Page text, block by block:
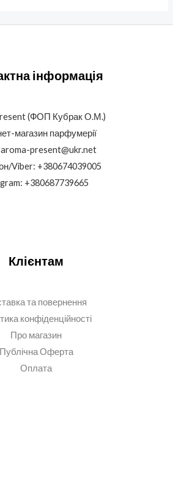
інформація
(ФОП Кубрак О.М.)
магазин парфумерії
aroma-present@ukr.net
Viber: +380674039005
+380687739665
Клієнтам
та повернення
конфіденційності
Про магазин
Публічна Оферта
Оплата